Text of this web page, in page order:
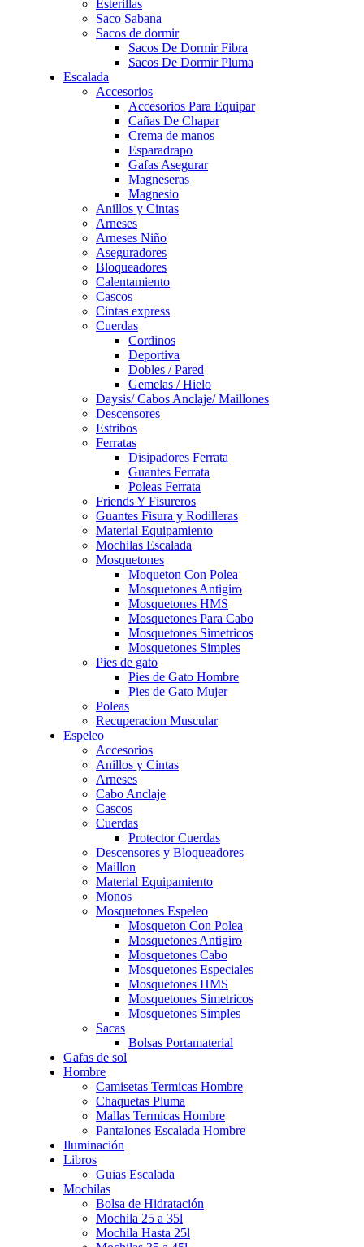
Esterillas
Saco Sabana
Sacos de dormir
Sacos De Dormir Fibra
Sacos De Dormir Pluma
Escalada
Accesorios
Accesorios Para Equipar
Cañas De Chapar
Crema de manos
Esparadrapo
Gafas Asegurar
Magneseras
Magnesio
Anillos y Cintas
Arneses
Arneses Niño
Aseguradores
Bloqueadores
Calentamiento
Cascos
Cintas express
Cuerdas
Cordinos
Deportiva
Dobles / Pared
Gemelas / Hielo
Daysis/ Cabos Anclaje/ Maillones
Descensores
Estribos
Ferratas
Disipadores Ferrata
Guantes Ferrata
Poleas Ferrata
Friends Y Fisureros
Guantes Fisura y Rodilleras
Material Equipamiento
Mochilas Escalada
Mosquetones
Moqueton Con Polea
Mosquetones Antigiro
Mosquetones HMS
Mosquetones Para Cabo
Mosquetones Simetricos
Mosquetones Simples
Pies de gato
Pies de Gato Hombre
Pies de Gato Mujer
Poleas
Recuperacion Muscular
Espeleo
Accesorios
Anillos y Cintas
Arneses
Cabo Anclaje
Cascos
Cuerdas
Protector Cuerdas
Descensores y Bloqueadores
Maillon
Material Equipamiento
Monos
Mosquetones Espeleo
Mosqueton Con Polea
Mosquetones Antigiro
Mosquetones Cabo
Mosquetones Especiales
Mosquetones HMS
Mosquetones Simetricos
Mosquetones Simples
Sacas
Bolsas Portamaterial
Gafas de sol
Hombre
Camisetas Termicas Hombre
Chaquetas Pluma
Mallas Termicas Hombre
Pantalones Escalada Hombre
Iluminación
Libros
Guias Escalada
Mochilas
Bolsa de Hidratación
Mochila 25 a 35l
Mochila Hasta 25l